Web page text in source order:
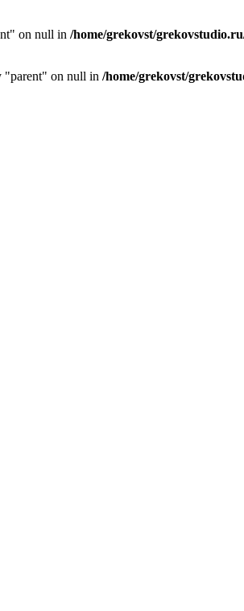
on null in /home/grekovst/
"parent" on null in /home/grekovst/